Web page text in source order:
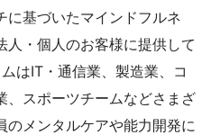
に基づいたマインドフルネ
人・個人のお客様に提供して
はIT・通信業、製造業、コ
、スポーツチームなどさまざ
のメンタルケアや能力開発に